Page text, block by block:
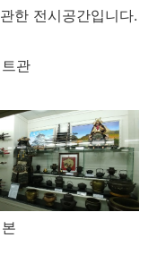
한 전시공간입니다.
관